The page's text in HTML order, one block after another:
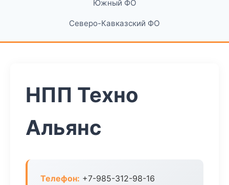
Южный ФО
Северо-Кавказский ФО
НПП Техно
Альянс
Телефон: +7-985-312-98-16